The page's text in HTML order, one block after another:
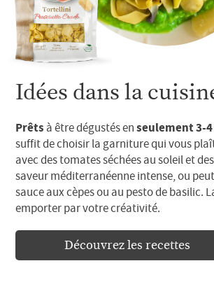
Idées dans la
Prêts à être dégustés enseulement 3-
suffit de choisir la garniture qui vous
avec des tomates séchées au soleil et
saveur méditerranéenne intense, ou
sauce aux cèpes ou au pesto de basilic.
emporter par votre créativité.
Découvrez les recettes